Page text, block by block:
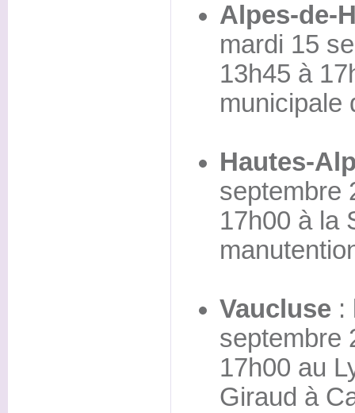
Alpes-de-
mardi 15
13h45 à
municipale
Hautes-
septembre
17h00 à la
Vaucluse:
septembre
17h00 au
Giraud à